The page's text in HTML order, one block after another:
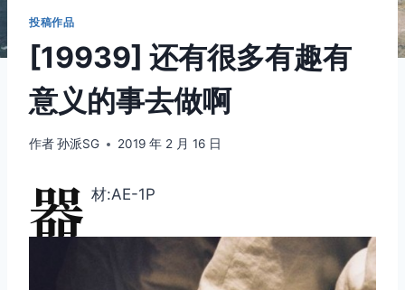
投稿作品
[19939] 还有很多有趣有
意义的事去做啊
作者孙派SG 2019 年 2 月 16 日
器 材:AE-1P